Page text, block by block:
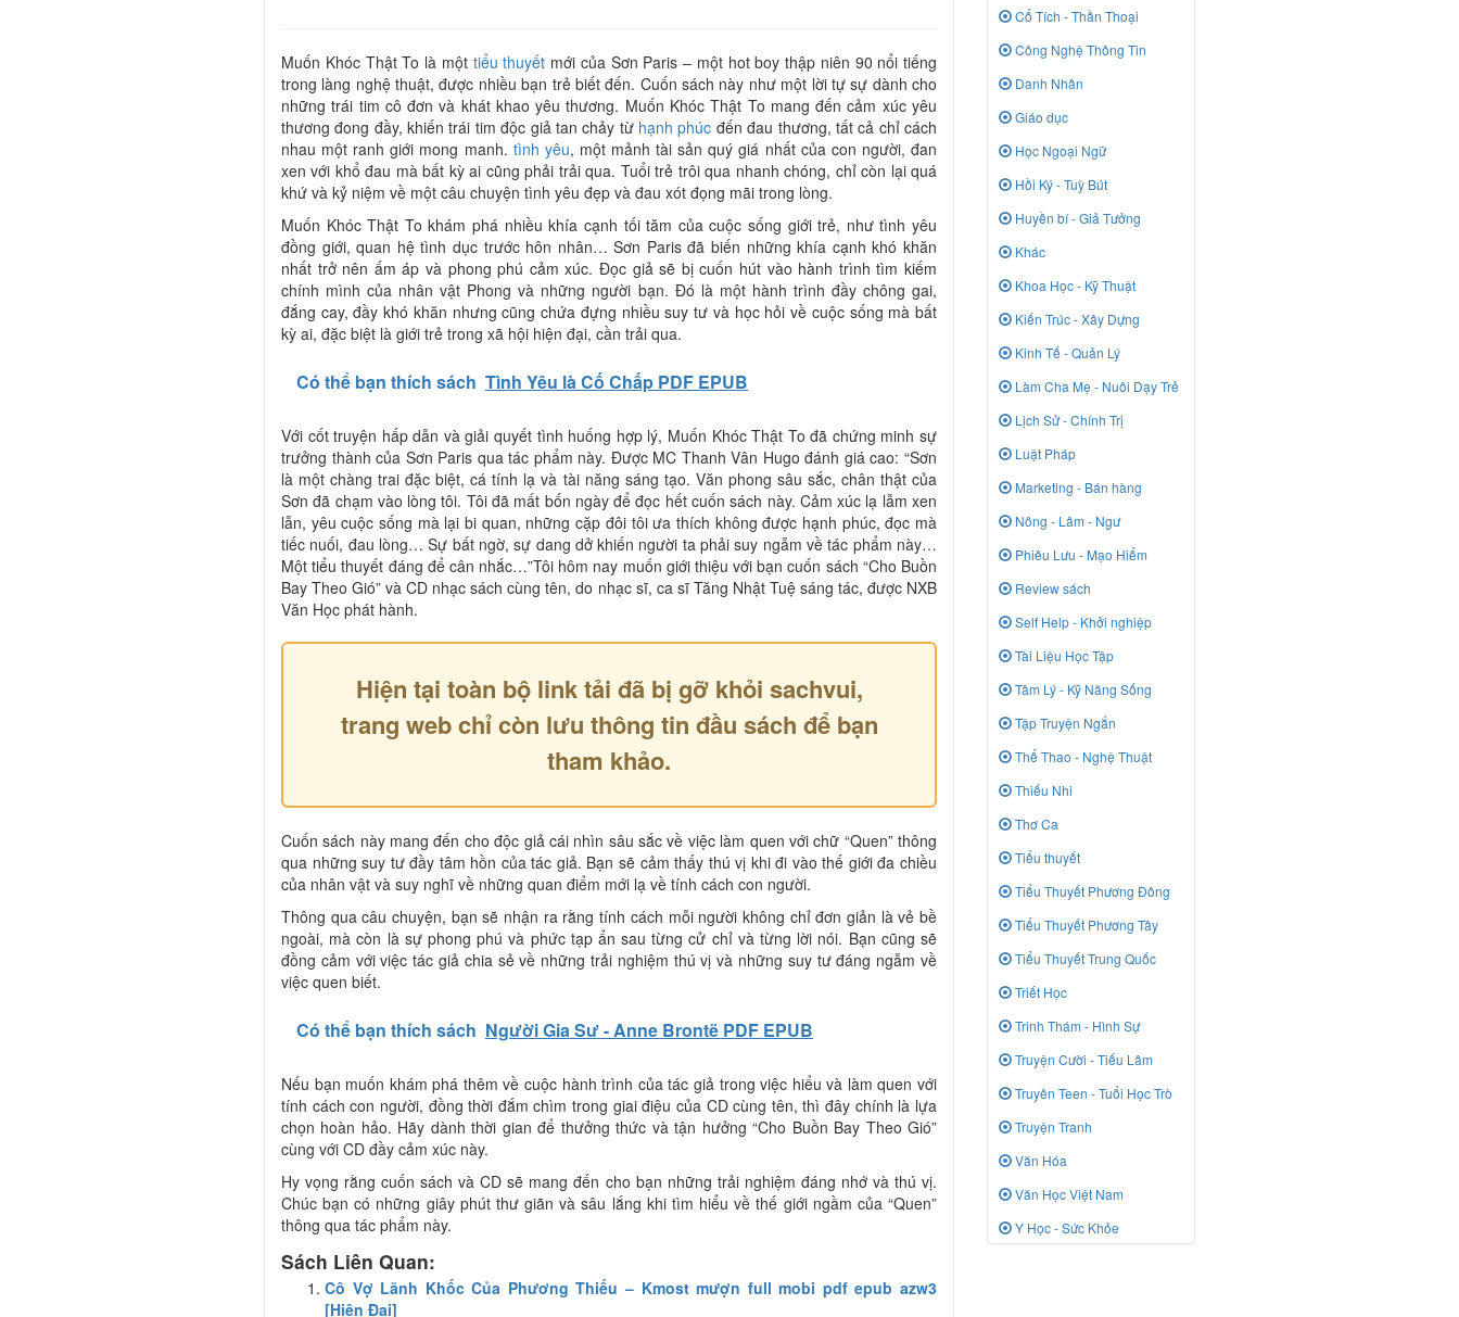
Muốn Khóc Thật To là một tiểu thuyết mới của Sơn Paris – một hot boy thập niên 90 nổi tiếng
trong làng nghệ thuật, được nhiều bạn trẻ biết đến. Cuốn sách này như một lời tự sự dành cho
những trái tim cô đơn và khát khao yêu thương. Muốn Khóc Thật To mang đến cảm xúc yêu
thương đong đầy, khiến trái tim độc giả tan chảy từ hạnh phúc đến đau thương, tất cả chỉ cách
nhau một ranh giới mong manh. tình yêu, một mảnh tài sản quý giá nhất của con người, đan
xen với khổ đau mà bất kỳ ai cũng phải trải qua. Tuổi trẻ trôi qua nhanh chóng, chỉ còn lại quá
khứ và kỷ niệm về một câu chuyện tình yêu đẹp và đau xót đọng mãi trong lòng.
Muốn Khóc Thật To khám phá nhiều khía cạnh tối tăm của cuộc sống giới trẻ, như tình yêu
đồng giới, quan hệ tình dục trước hôn nhân… Sơn Paris đã biến những khía cạnh khó khăn
nhất trở nên ấm áp và phong phú cảm xúc. Đọc giả sẽ bị cuốn hút vào hành trình tìm kiếm
chính mình của nhân vật Phong và những người bạn. Đó là một hành trình đầy chông gai,
đắng cay, đầy khó khăn nhưng cũng chứa đựng nhiều suy tư và học hỏi về cuộc sống mà bất
kỳ ai, đặc biệt là giới trẻ trong xã hội hiện đại, cần trải qua.
Có thể bạn thích sách Tình Yêu là Cố Chấp PDF EPUB
Với cốt truyện hấp dẫn và giải quyết tình huống hợp lý, Muốn Khóc Thật To đã chứng minh sự
trưởng thành của Sơn Paris qua tác phẩm này. Được MC Thanh Vân Hugo đánh giá cao: “Sơn
là một chàng trai đặc biệt, cá tính lạ và tài năng sáng tạo. Văn phong sâu sắc, chân thật của
Sơn đã chạm vào lòng tôi. Tôi đã mất bốn ngày để đọc hết cuốn sách này. Cảm xúc lạ lẫm xen
lẫn, yêu cuộc sống mà lại bi quan, những cặp đôi tôi ưa thích không được hạnh phúc, đọc mà
tiếc nuối, đau lòng… Sự bất ngờ, sự dang dở khiến người ta phải suy ngẫm về tác phẩm này…
Một tiểu thuyết đáng để cân nhắc…”Tôi hôm nay muốn giới thiệu với bạn cuốn sách “Cho Buồn
Bay Theo Gió” và CD nhạc sách cùng tên, do nhạc sĩ, ca sĩ Tăng Nhật Tuệ sáng tác, được NXB
Văn Học phát hành.
Hiện tại toàn bộ link tải đã bị gỡ khỏi sachvui,
trang web chỉ còn lưu thông tin đầu sách để bạn
tham khảo.
Cuốn sách này mang đến cho độc giả cái nhìn sâu sắc về việc làm quen với chữ “Quen” thông
qua những suy tư đầy tâm hồn của tác giả. Bạn sẽ cảm thấy thú vị khi đi vào thế giới đa chiều
của nhân vật và suy nghĩ về những quan điểm mới lạ về tính cách con người.
Thông qua câu chuyện, bạn sẽ nhận ra rằng tính cách mỗi người không chỉ đơn giản là vẻ bề
ngoài, mà còn là sự phong phú và phức tạp ẩn sau từng cử chỉ và từng lời nói. Bạn cũng sẽ
đồng cảm với việc tác giả chia sẻ về những trải nghiệm thú vị và những suy tư đáng ngẫm về
việc quen biết.
Có thể bạn thích sách Người Gia Sư - Anne Brontë PDF EPUB
Nếu bạn muốn khám phá thêm về cuộc hành trình của tác giả trong việc hiểu và làm quen với
tính cách con người, đồng thời đắm chìm trong giai điệu của CD cùng tên, thì đây chính là lựa
chọn hoàn hảo. Hãy dành thời gian để thưởng thức và tận hưởng “Cho Buồn Bay Theo Gió”
cùng với CD đầy cảm xúc này.
Hy vọng rằng cuốn sách và CD sẽ mang đến cho bạn những trải nghiệm đáng nhớ và thú vị.
Chúc bạn có những giây phút thư giãn và sâu lắng khi tìm hiểu về thế giới ngầm của “Quen”
thông qua tác phẩm này.
Sách Liên Quan:
Cô Vợ Lãnh Khốc Của Phương Thiếu – Kmost mượn full mobi pdf epub azw3
[Hiện Đại]
Cổ Tích - Thần Thoại
Công Nghệ Thông Tin
Danh Nhân
Giáo dục
Học Ngoại Ngữ
Hồi Ký - Tuỳ Bút
Huyền bí - Giả Tưởng
Khác
Khoa Học - Kỹ Thuật
Kiến Trúc - Xây Dựng
Kinh Tế - Quản Lý
Làm Cha Mẹ - Nuôi Dạy Trẻ
Lịch Sử - Chính Trị
Luật Pháp
Marketing - Bán hàng
Nông - Lâm - Ngư
Phiêu Lưu - Mạo Hiểm
Review sách
Self Help - Khởi nghiệp
Tài Liệu Học Tập
Tâm Lý - Kỹ Năng Sống
Tập Truyện Ngắn
Thể Thao - Nghệ Thuật
Thiếu Nhi
Thơ Ca
Tiểu thuyết
Tiểu Thuyết Phương Đông
Tiểu Thuyết Phương Tây
Tiểu Thuyết Trung Quốc
Triết Học
Trinh Thám - Hình Sự
Truyện Cười - Tiếu Lâm
Truyên Teen - Tuổi Học Trò
Truyện Tranh
Văn Hóa
Văn Học Việt Nam
Y Học - Sức Khỏe